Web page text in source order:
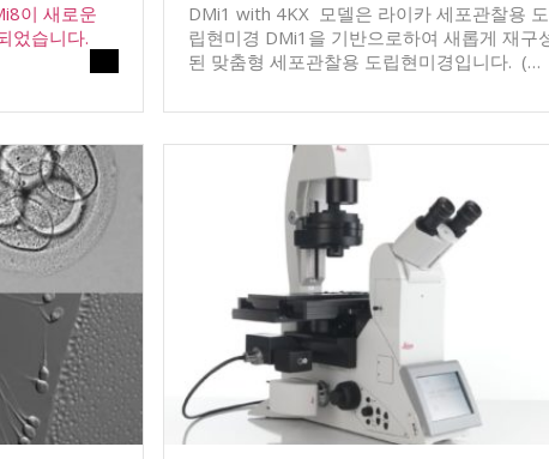
이 새로운
었습니다.
DMi8.mp4
Sample
도 스마트
DMi1 with 4KX 모델은 라이카 세포관찰용 도
립현미경 DMi1을 기반으로하여 새롭게 재구성
된 맞춤형 세포관찰용 도립현미경입니다. (
( DMi1 with 4KX2 모
장착함으로써, 좁은 세포배양실에 설치시 효율
적인 공간활용이 가능합니다. 기존의 타 현미경
들 중 모니터를 전방에 설치하게되면 샘플의 위
치를 확인하기위해서 모니터 옆으로 관찰위치
를 확인해야하는 불편함이 있습니다. 이를 개선
하기위해서 거치대를 통해 모니터를 후방에 장
착하기때문에 관찰샘플을 직접 확인하면서 관
찰하고 이미지를 얻을 수 있습니다. 또한 4K 카
메라와 더불어 4K 모니터를 장착함으로써, 고
해상도의 이미지를 관찰하고 이미지를 얻고 저
장 및 분석할 수 있습니다. 이 모든 구성품은 KC
인증을 받은 제품들로 공급합니다. 세포관찰용
도립현미경에 최적의 구성을 하였으며, 4x/